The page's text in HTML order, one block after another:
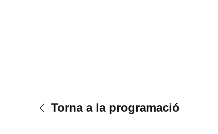
Torna a la programació